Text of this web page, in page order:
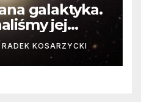
galaktyka.
jej
RADEK KOSARZYCKI